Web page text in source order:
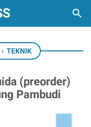
› TEKNIK
(preorder)
Pambudi